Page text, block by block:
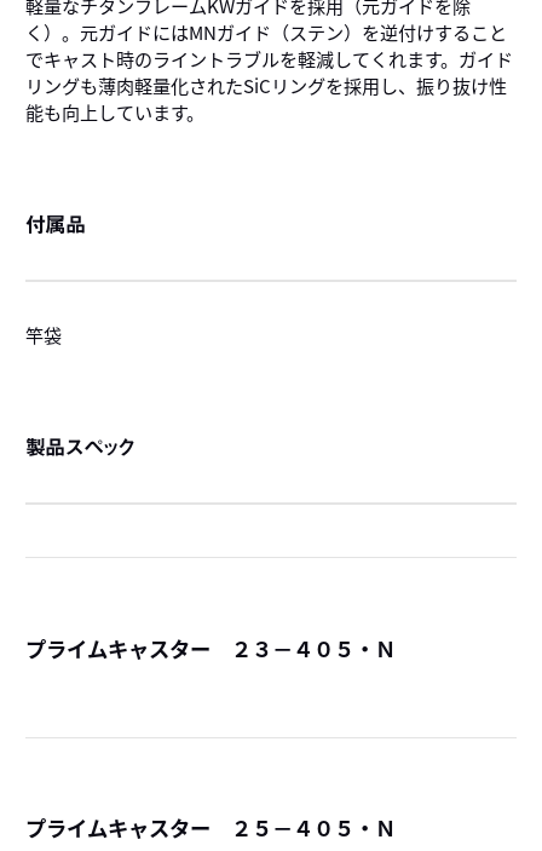
く）。元ガイドにはMNガイド（ステン）を逆付けすること
でキャスト時のライントラブルを軽減してくれます。ガイド
リングも薄肉軽量化されたSiCリングを採用し、振り抜け性
能も向上しています。
付属品
竿袋
製品スペック
プライムキャスター ２３－４０５・Ｎ
プライムキャスター ２５－４０５・Ｎ